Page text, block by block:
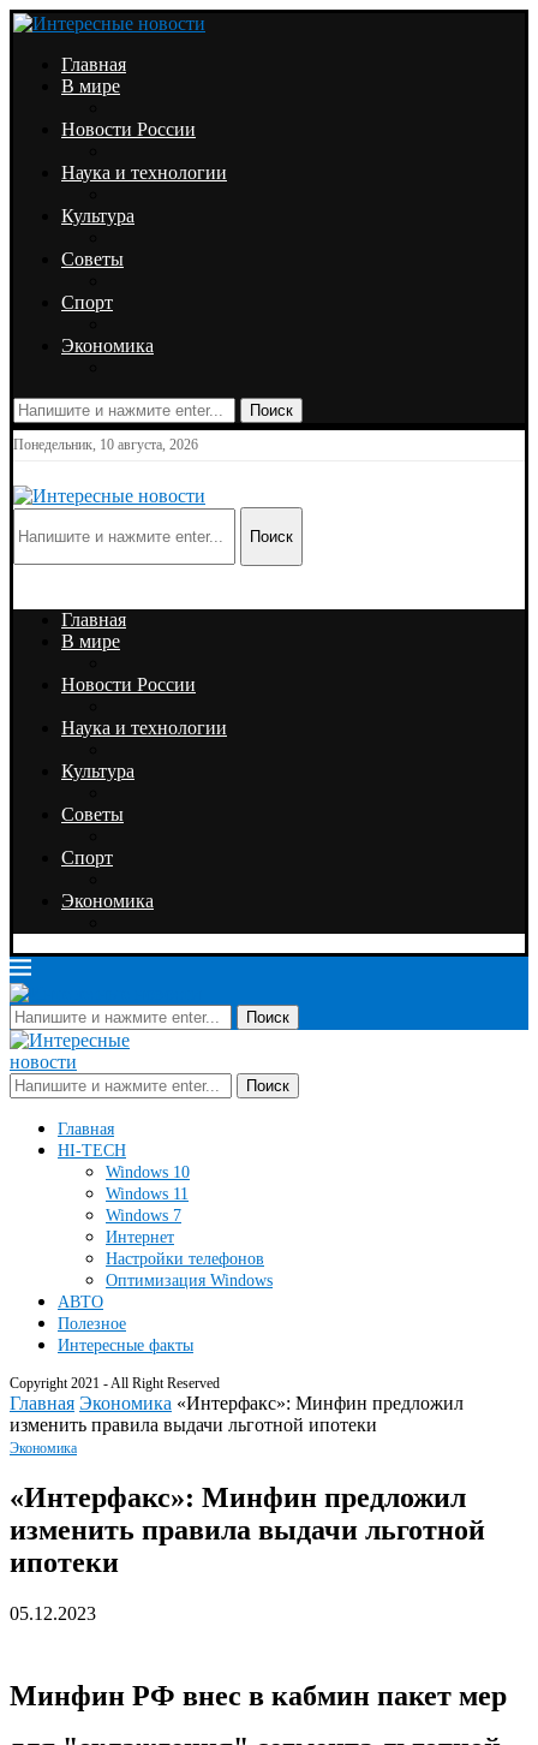
Главная
В мире
Новости России
Наука и технологии
Культура
Советы
Спорт
Экономика
Поиск
Понедельник, 10 августа, 2026
Поиск
Главная
В мире
Новости России
Наука и технологии
Культура
Советы
Спорт
Экономика
Поиск
Поиск
Главная
HI-TECH
Windows 10
Windows 11
Windows 7
Интернет
Настройки телефонов
Оптимизация Windows
АВТО
Полезное
Интересные факты
Copyright 2021 - All Right Reserved
Главная Экономика «Интерфакс»: Минфин предложил
изменить правила выдачи льготной ипотеки
Экономика
«Интерфакс»: Минфин предложил
изменить правила выдачи льготной
ипотеки
05.12.2023
Минфин РФ внес в кабмин пакет мер